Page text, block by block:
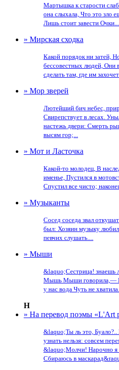
Мартышка к старости
она слыхала, Что это зло
Лишь стоит завести
» Мирская сходка
Какой порядок ни затей,
бессовестных людей, Они
сделать там, где им
» Мор зверей
Лютейший бич небес,
Свирепствует в лесах.
настежь двери: Смерть
высям гор;...
» Мот и Ласточка
Какой-то молодец, В
именье, Пустился в
Спустил все чисто;
» Музыканты
Сосед соседа звал
был: Хозяин музыку любил
певчих слушать....
» Мыши
&laquo;Сестрица! знаешь
Мышь Мыши говорила,—
у нас вода Чуть не
Н
» На перевод поэмы «L'Art
&laquo;Ты ль это,
узнать нельзя: совсем
&laquo;Молчи! Нарочно я
Сбираюсь в